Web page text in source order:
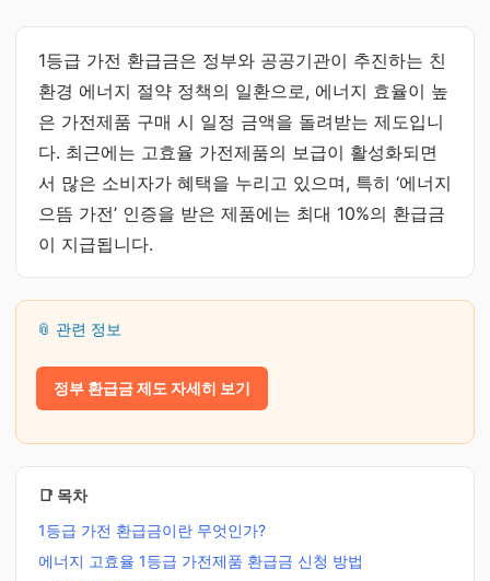
1등급 가전 환급금은 정부와 공공기관이 추진하는 친
환경 에너지 절약 정책의 일환으로, 에너지 효율이 높
은 가전제품 구매 시 일정 금액을 돌려받는 제도입니
다. 최근에는 고효율 가전제품의 보급이 활성화되면
서 많은 소비자가 혜택을 누리고 있으며, 특히 ‘에너지
으뜸 가전’ 인증을 받은 제품에는 최대 10%의 환급금
이 지급됩니다.
📎 관련 정보
정부 환급금 제도 자세히 보기
📑 목차
1등급 가전 환급금이란 무엇인가?
에너지 고효율 1등급 가전제품 환급금 신청 방법